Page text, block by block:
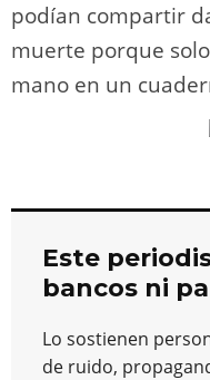
podían compartir
muerte porque
mano en un
Este
bancos ni
Lo sostienen
de ruido,